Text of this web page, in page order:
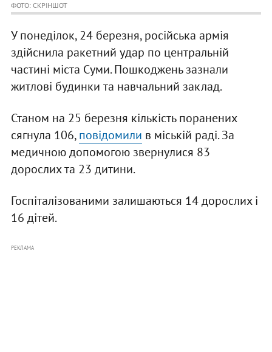
ФОТО: СКРІНШОТ
У понеділок, 24 березня, російська армія
здійснила ракетний удар по центральній
частині міста Суми. Пошкоджень зазнали
житлові будинки та навчальний заклад.
Станом на 25 березня кількість поранених
сягнула 106,повідомили в міській раді. За
медичною допомогою звернулися 83
дорослих та 23 дитини.
Госпіталізованими залишаються 14 дорослих і
16 дітей.
РЕКЛАМА